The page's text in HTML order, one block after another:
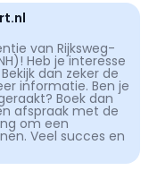
van Rijksweg-
Heb je interesse
dan zeker de
informatie. Ben je
Boek dan
afspraak met de
om een
Veel succes en